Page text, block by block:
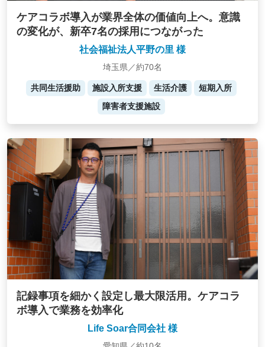
ケアコラボ導入が業界全体の価値向上へ。意識
の変化が、新卒7名の採用につながった
社会福祉法人平野の里 様
埼玉県／約70名
共同生活援助 施設入所支援 生活介護
短期入所
障害者支援施設
記録事項を細かく設定し最大限活用。ケアコラ
ボ導入で業務を効率化
Life Soar合同会社 様